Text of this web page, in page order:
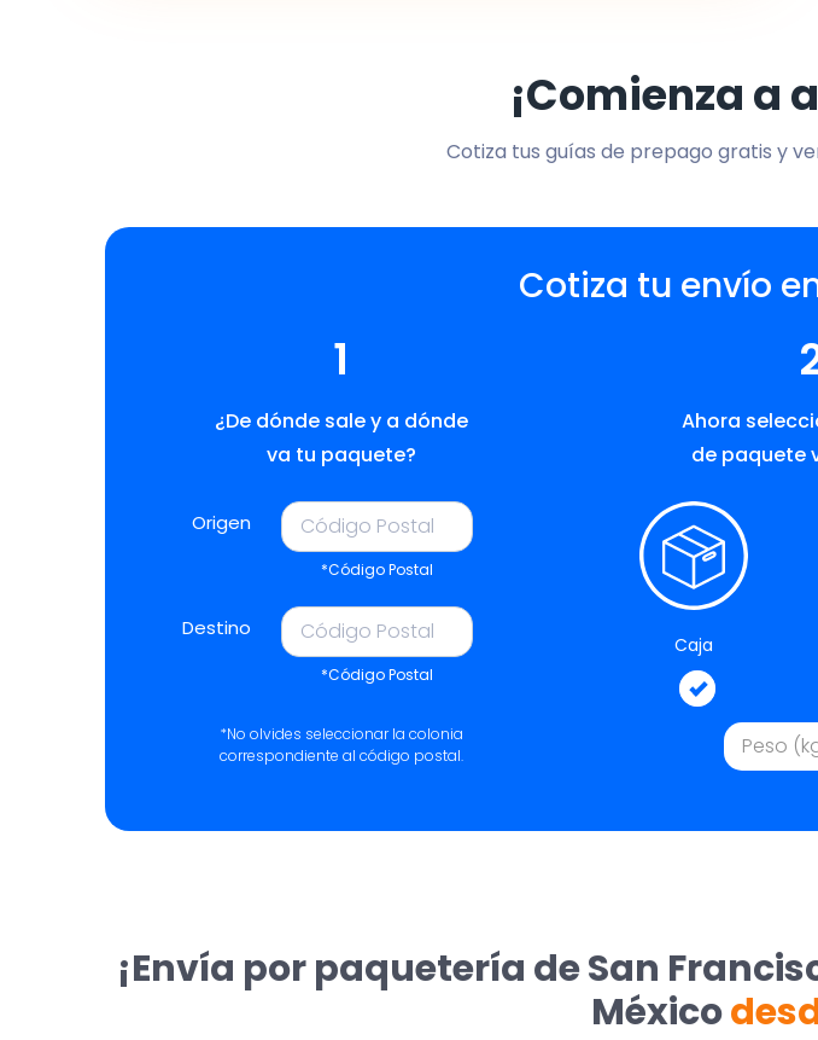
¡Comienza a
Cotiza tus guías de prepago gratis y
Cotiza tu envío
1
¿De dónde sale y a dónde
va tu paquete?
Origen
*Código Postal
Destino
*Código Postal
*No olvides seleccionar la colonia
correspondiente al código postal.
Ahora
de paquete
Caja
¡Envía por paquetería de San
México